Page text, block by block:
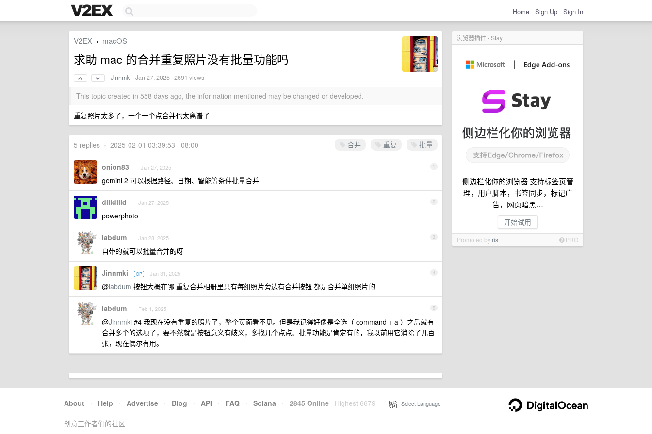
Home Sign Up Sign In
浏览器插件 - Stay
侧边栏化你的浏览器 支持标签页管
理，用户脚本，书签同步，标记广
告，网页暗黑…
开始试用
Promoted by ris PRO
V2EX › macOS
求助 mac 的合并重复照片没有批量功能吗
Jinnmki ·Jan 27, 2025 · 2691 views
This topic created in 558 days ago, the information mentioned may be changed or developed.
重复照片太多了，一个一个点合并也太离谱了
合并 重复 批量
5 replies • 2025-02-01 03:39:53 +08:00
1
onion83 Jan 27, 2025
gemini 2 可以根据路径、日期、智能等条件批量合并
2
dilidilid Jan 27, 2025
powerphoto
3
labdum Jan 28, 2025
自带的就可以批量合并的呀
4
Jinnmki OP Jan 31, 2025
@labdum 按钮大概在哪 重复合并相册里只有每组照片旁边有合并按钮 都是合并单组照片的
5
labdum Feb 1, 2025
@Jinnmki #4 我现在没有重复的照片了，整个页面看不见。但是我记得好像是全选（ command + a ）之后就有
合并多个的选项了，要不然就是按钮意义有歧义，多找几个点点。批量功能是肯定有的，我以前用它消除了几百
张，现在偶尔有用。
About · Help · Advertise · Blog · API · FAQ · Solana · 2845 Online Highest 6679 Select Language
创意工作者们的社区